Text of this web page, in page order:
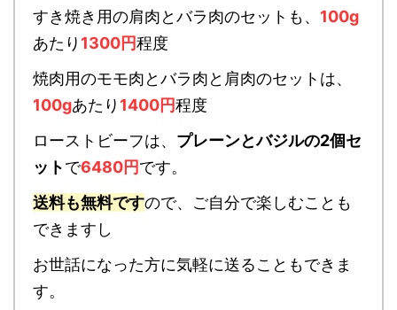
すき焼き用の肩肉とバラ肉のセットも、 100g
あたり 1300円程度
焼肉用のモモ肉とバラ肉と肩肉のセットは、
100gあたり 1400円程度
ローストビーフは、 プレーンとバジルの2個セ
ットで6480円です。
送料も無料ですので、ご自分で楽しむことも
できますし
お世話になった方に気軽に送ることもできま
す。